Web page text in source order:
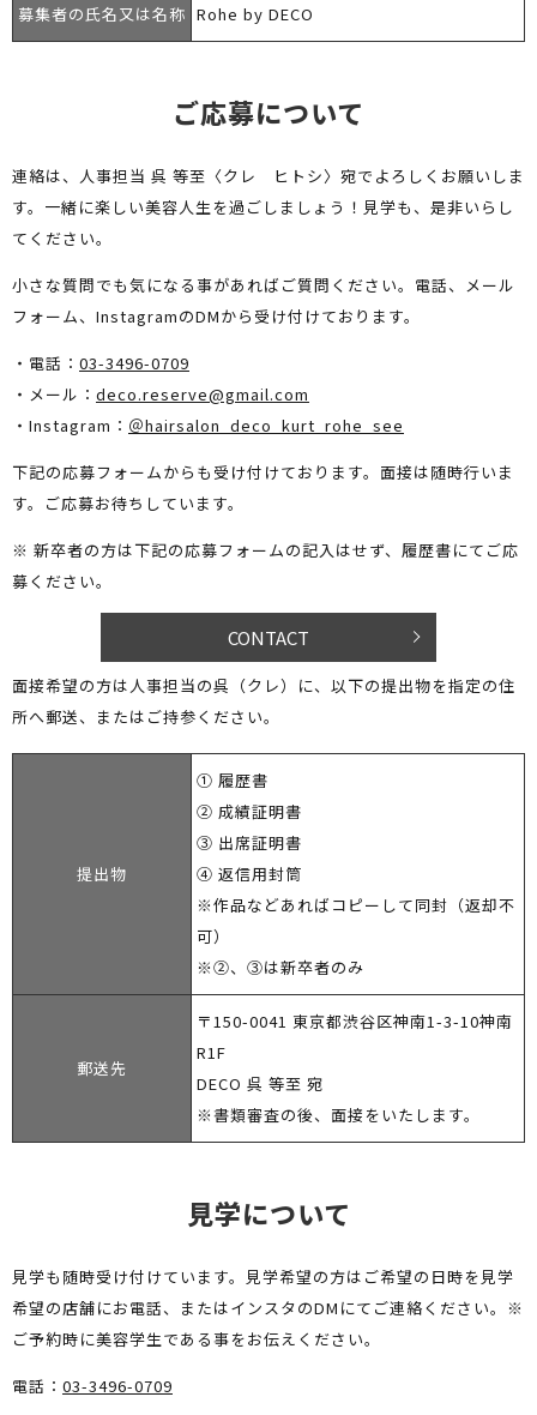
募集者の氏名又は名称 Rohe by DECO
ご応募について
連絡は、人事担当 呉 等至〈クレ ヒトシ〉宛でよろしくお願いしま
す。 一緒に楽しい美容人生を過ごしましょう！見学も、是非いらし
てください。
小さな質問でも気になる事があればご質問ください。 電話、メール
フォーム、InstagramのDMから受け付けております。
・電話： 03-3496-0709
・メール： deco.reserve@gmail.com
・Instagram： ＠hairsalon_deco_kurt_rohe_see
下記の応募フォームからも受け付けております。面接は随時行いま
す。
ご応募お待ちしています。
※ 新卒者の方は下記の応募フォームの記入はせず、履歴書にてご応
募ください。
CONTACT
面接希望の方は人事担当の呉（クレ）に、以下の提出物を指定の住
所へ郵送、またはご持参ください。
提出物
① 履歴書
② 成績証明書
③ 出席証明書
④ 返信用封筒
※作品などあればコピーして同封（返却不
可）
※②、③は新卒者のみ
郵送先
〒150-0041 東京都渋谷区神南1-3-10神南
R1F
DECO 呉 等至 宛
※書類審査の後、面接をいたします。
見学について
見学も随時受け付けています。 見学希望の方はご希望の日時を見学
希望の店舗にお電話、またはインスタのDMにてご連絡ください。
※
ご予約時に美容学生である事をお伝えください。
電話： 03-3496-0709